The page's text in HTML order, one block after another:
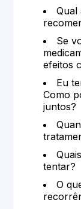
Qual
Se
efeitos
Eu
Como
juntos?
tentar?
O